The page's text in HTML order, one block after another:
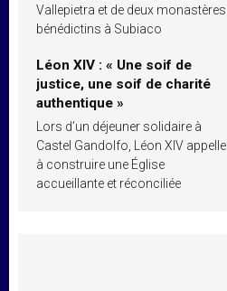
Vallepietra et de deux monastères
bénédictins à Subiaco
Léon XIV : « Une soif de
justice, une soif de charité
authentique »
Lors d’un déjeuner solidaire à
Castel Gandolfo, Léon XIV appelle
à construire une Église
accueillante et réconciliée